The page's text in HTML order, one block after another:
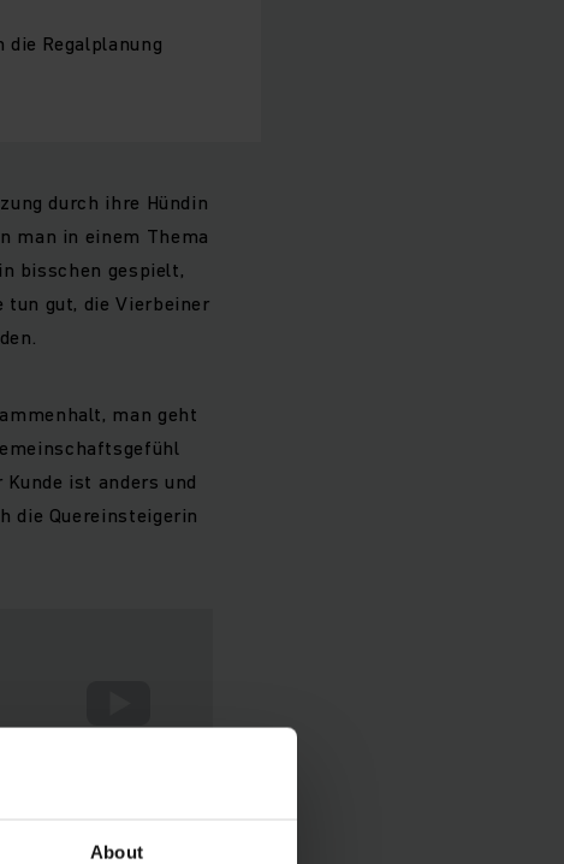
About
Regalplanung
durch ihre Hündin
man in einem Thema
bisschen gespielt,
tun gut, die Vierbeiner
man geht
ist anders und
die Quereinsteigerin